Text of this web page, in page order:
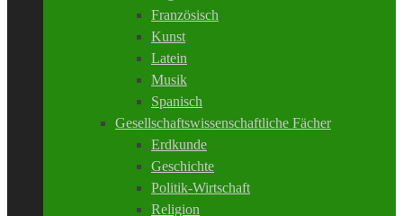
Französisch
Kunst
Latein
Musik
Spanisch
Gesellschaftswissenschaftliche Fächer
Erdkunde
Geschichte
Politik-Wirtschaft
Religion